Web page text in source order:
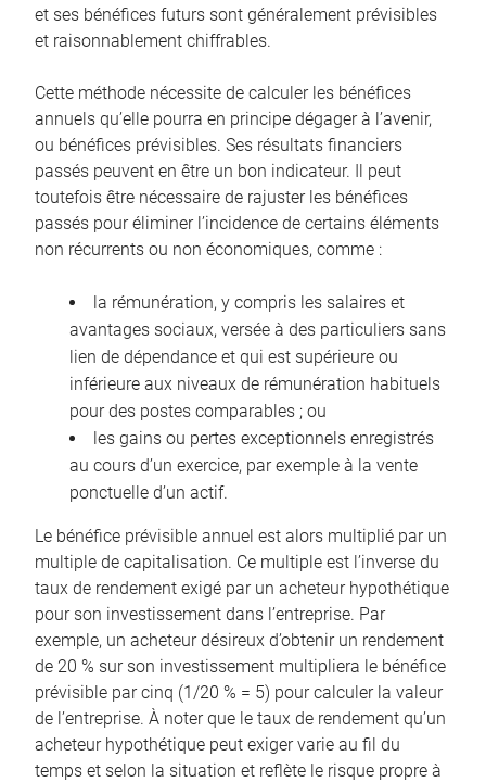
et ses bénéfices futurs sont généralement prévisibles
et raisonnablement chiffrables.
Cette méthode nécessite de calculer les bénéfices
annuels qu’elle pourra en principe dégager à l’avenir,
ou bénéfices prévisibles. Ses résultats financiers
passés peuvent en être un bon indicateur. Il peut
toutefois être nécessaire de rajuster les bénéfices
passés pour éliminer l’incidence de certains éléments
non récurrents ou non économiques, comme :
la rémunération, y compris les salaires et
avantages sociaux, versée à des particuliers sans
lien de dépendance et qui est supérieure ou
inférieure aux niveaux de rémunération habituels
pour des postes comparables ; ou
les gains ou pertes exceptionnels enregistrés
au cours d’un exercice, par exemple à la vente
ponctuelle d’un actif.
Le bénéfice prévisible annuel est alors multiplié par un
multiple de capitalisation. Ce multiple est l’inverse du
taux de rendement exigé par un acheteur hypothétique
pour son investissement dans l’entreprise. Par
exemple, un acheteur désireux d’obtenir un rendement
de 20 % sur son investissement multipliera le bénéfice
prévisible par cinq (1/20 % = 5) pour calculer la valeur
de l’entreprise. À noter que le taux de rendement qu’un
acheteur hypothétique peut exiger varie au fil du
temps et selon la situation et reflète le risque propre à